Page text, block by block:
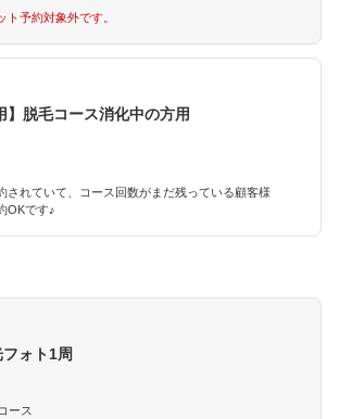
予約対象外です。
】脱毛コース消化中の方用
されていて、コース回数がまだ残っている顧客様
OKです♪
フォト1周
ース